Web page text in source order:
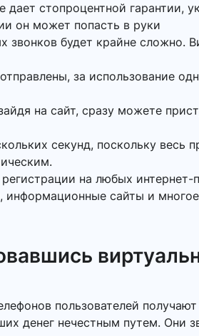
стопроцентной гарантии,
он может попасть в руки
звонков будет крайне сложно.
за использование
на сайт, сразу можете
секунд, поскольку весь
на любых интернет-
сайты и
пользователей получают
денег нечестным путем. Они